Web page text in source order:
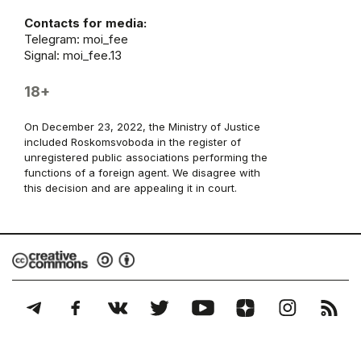
Contacts for media:
Telegram: moi_fee
Signal: moi_fee.13
18+
On December 23, 2022, the Ministry of Justice
included Roskomsvoboda in the register of
unregistered public associations performing the
functions of a foreign agent. We disagree with
this decision and are appealing it in court.